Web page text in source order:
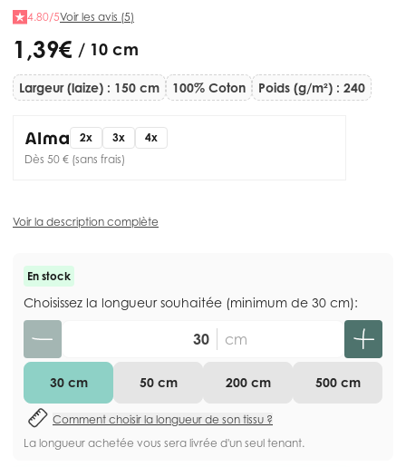
4.80/5Voir les avis (5)
1,39 € / 10 cm
Largeur (laize) : 150 cm 100% Coton Poids (g/m²) : 240
2x 3x
4x
Dès 50 € (sans frais)
Voir la description complète
En stock
Choisissez la longueur souhaitée (minimum de 30 cm):
cm
30 cm 50 cm 200 cm 500 cm
Comment choisir la longueur de son tissu ?
La longueur achetée vous sera livrée d'un seul tenant.